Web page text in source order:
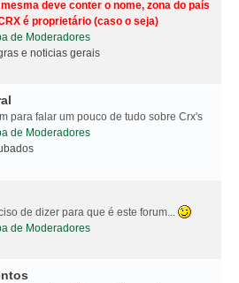
deve conter o nome, zona do país
é proprietário (caso o seja)
de Moderadores
e noticias gerais
para falar um pouco de tudo sobre Crx's
de Moderadores
de dizer para que é este forum...
de Moderadores